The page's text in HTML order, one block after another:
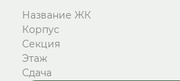
Название ЖК
Корпус
Секция
Этаж
Сдача